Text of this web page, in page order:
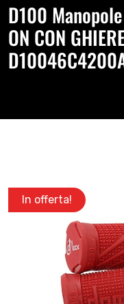
D100
ON CON
In offerta!